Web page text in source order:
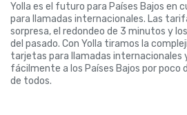
Yolla es el futuro para Países Bajos en
para llamadas internacionales. Las
sorpresa, el redondeo de 3 minutos y
del pasado. Con Yolla tiramos la
tarjetas para llamadas internacionales
fácilmente a los Países Bajos por poco
de todos.